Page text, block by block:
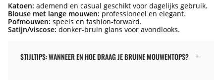
Katoen: ademend en casual geschikt voor dagelijks gebruik.
Blouse met lange mouwen: professioneel en elegant.
Pofmouwen: speels en fashion-forward.
Satijn/viscose: donker-bruin glans voor avondlooks.
STIJLTIPS: WANNEER EN HOE DRAAG JE BRUINE MOUWENTOPS?